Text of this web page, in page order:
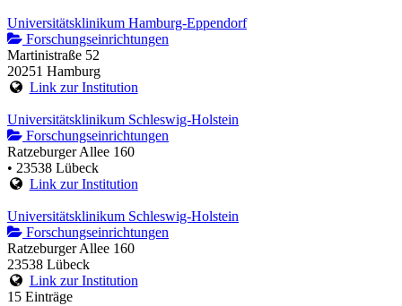
Universitätsklinikum Hamburg-Eppendorf
Forschungseinrichtungen
Martinistraße 52
20251 Hamburg
Link zur Institution
Universitätsklinikum Schleswig-Holstein
Forschungseinrichtungen
Ratzeburger Allee 160
• 23538 Lübeck
Link zur Institution
Universitätsklinikum Schleswig-Holstein
Forschungseinrichtungen
Ratzeburger Allee 160
23538 Lübeck
Link zur Institution
15 Einträge